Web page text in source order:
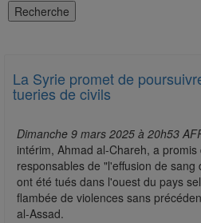
La Syrie promet de
tueries de civils
Dimanche 9 mars 2025 à 20h53
intérim, Ahmad al-Chareh, a
responsables de "l'effusion de
ont été tués dans l'ouest du pays
flambée de violences sans
al-Assad.